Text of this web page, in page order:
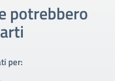
potrebbero
per: